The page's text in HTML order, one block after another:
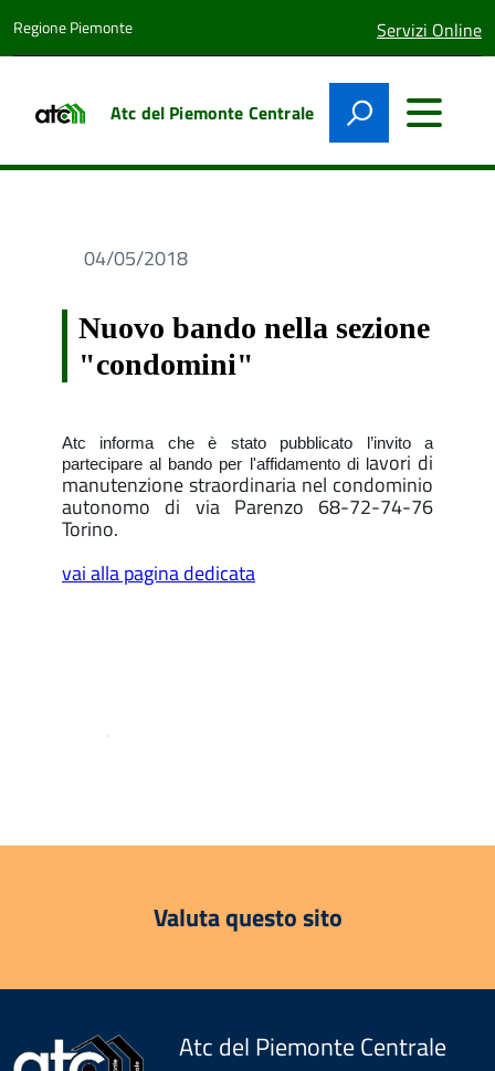
Regione Piemonte lingua
attiva:
Servizi Online
Atc del Piemonte Centrale
04/05/2018
Nuovo bando nella sezione
"condomini"
Atc informa che è stato pubblicato l’invito a
partecipare al bando per l'affidamento di l avori di
manutenzione straordinaria nel condominio
autonomo di via Parenzo 68-72-74-76
Torino.
vai alla pagina dedicata
.
Valuta questo sito
Atc del Piemonte Centrale